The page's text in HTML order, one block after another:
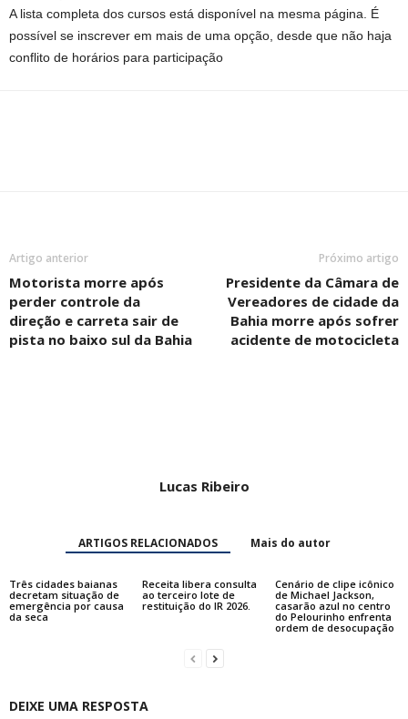
A lista completa dos cursos está disponível na mesma página. É
possível se inscrever em mais de uma opção, desde que não haja
conflito de horários para participação
Artigo anterior
Motorista morre após
perder controle da
direção e carreta sair de
pista no baixo sul da Bahia
Próximo artigo
Presidente da Câmara de
Vereadores de cidade da
Bahia morre após sofrer
acidente de motocicleta
Lucas Ribeiro
ARTIGOS RELACIONADOS Mais do autor
Três cidades baianas
decretam situação de
emergência por causa
da seca
Receita libera consulta
ao terceiro lote de
restituição do IR 2026.
Cenário de clipe icônico
de Michael Jackson,
casarão azul no centro
do Pelourinho enfrenta
ordem de desocupação
DEIXE UMA RESPOSTA